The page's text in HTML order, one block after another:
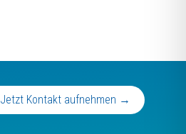
Jetzt Kontakt aufnehmen →